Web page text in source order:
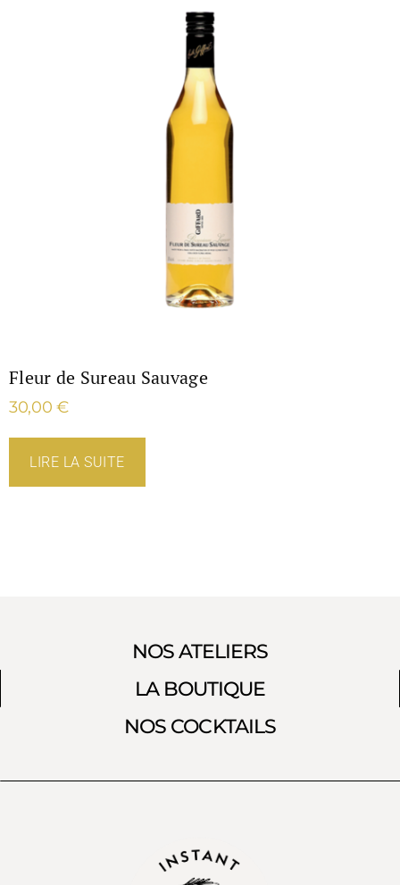
Fleur de Sureau Sauvage
30,00€
LIRE LA SUITE
NOS ATELIERS
LA BOUTIQUE
NOS COCKTAILS